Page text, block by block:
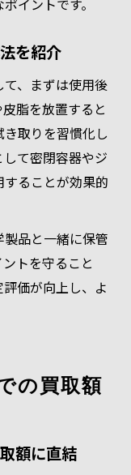
イントです。
を紹介
、まずは使用後
脂を放置すると
取りを習慣化し
て密閉容器やジ
ることが効果的
品と一緒に保管
トを守ること
価が向上し、よ
の買取額
額に直結